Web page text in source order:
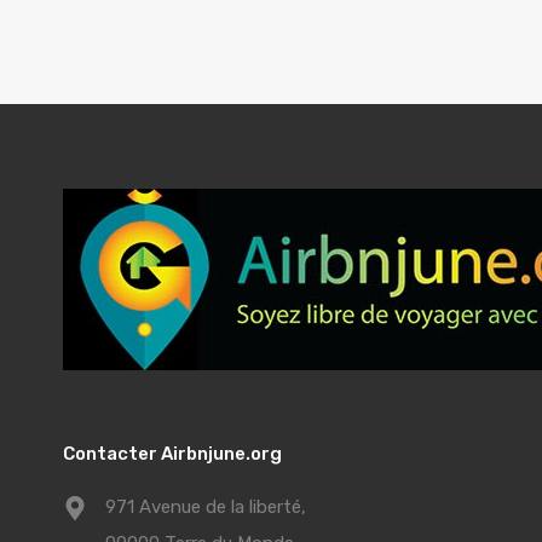
Contacter Airbnjune.org
971 Avenue de la liberté,